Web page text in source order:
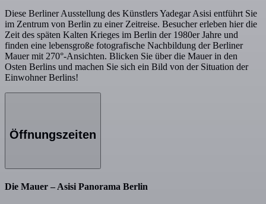
Diese Berliner Ausstellung des Künstlers Yadegar Asisi entführt Sie
im Zentrum von Berlin zu einer Zeitreise. Besucher erleben hier die
Zeit des späten Kalten Krieges im Berlin der 1980er Jahre und
finden eine lebensgroße fotografische Nachbildung der Berliner
Mauer mit 270°-Ansichten. Blicken Sie über die Mauer in den
Osten Berlins und machen Sie sich ein Bild von der Situation der
Einwohner Berlins!
Öffnungszeiten
Die Mauer – Asisi Panorama Berlin